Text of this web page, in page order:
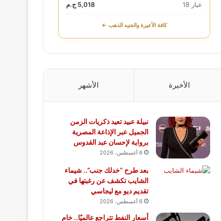
عيار 18 5,018 ج.م
كافة الأعيرة والجنيه الذهب ←
الأخيرة الأشهر
نبيلة عبيد تعيد ذكريات الزمن
الجميل عبر الإذاعة المصرية
برواية لإحسان عبد القدوس
6 أغسطس، 2026
بعد طرح “خدلك جنب”.. شيماء
الشايب تكشف عن رغبتها في
تقديم ديو مع ليجاسي
6 أغسطس، 2026
أسعار النفط تتراجع عالميًا.. خام